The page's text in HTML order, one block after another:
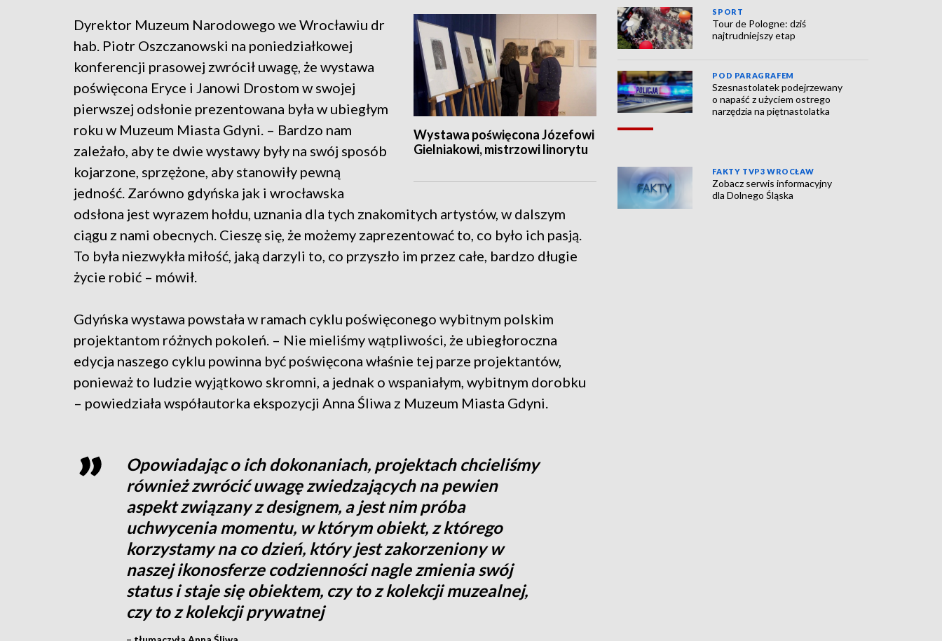
Wystawa poświęcona Józefowi
Gielniakowi, mistrzowi linorytu
Dyrektor Muzeum Narodowego we Wrocławiu dr
hab. Piotr Oszczanowski na poniedziałkowej
konferencji prasowej zwrócił uwagę, że wystawa
poświęcona Eryce i Janowi Drostom w swojej
pierwszej odsłonie prezentowana była w ubiegłym
roku w Muzeum Miasta Gdyni. – Bardzo nam
zależało, aby te dwie wystawy były na swój sposób
kojarzone, sprzężone, aby stanowiły pewną
jedność. Zarówno gdyńska jak i wrocławska
odsłona jest wyrazem hołdu, uznania dla tych znakomitych artystów, w dalszym
ciągu z nami obecnych. Cieszę się, że możemy zaprezentować to, co było ich pasją.
To była niezwykła miłość, jaką darzyli to, co przyszło im przez całe, bardzo długie
życie robić – mówił.
Gdyńska wystawa powstała w ramach cyklu poświęconego wybitnym polskim
projektantom różnych pokoleń. – Nie mieliśmy wątpliwości, że ubiegłoroczna
edycja naszego cyklu powinna być poświęcona właśnie tej parze projektantów,
ponieważ to ludzie wyjątkowo skromni, a jednak o wspaniałym, wybitnym dorobku
– powiedziała współautorka ekspozycji Anna Śliwa z Muzeum Miasta Gdyni.
Opowiadając o ich dokonaniach, projektach chcieliśmy
również zwrócić uwagę zwiedzających na pewien
aspekt związany z designem, a jest nim próba
uchwycenia momentu, w którym obiekt, z którego
korzystamy na co dzień, który jest zakorzeniony w
naszej ikonosferze codzienności nagle zmienia swój
status i staje się obiektem, czy to z kolekcji muzealnej,
czy to z kolekcji prywatnej
SPORT
Tour de Pologne: dziś
najtrudniejszy etap
POD PARAGRAFEM
Szesnastolatek podejrzewany
o napaść z użyciem ostrego
narzędzia na piętnastolatka
FAKTY TVP3 WROCŁAW
Zobacz serwis informacyjny
dla Dolnego Śląska